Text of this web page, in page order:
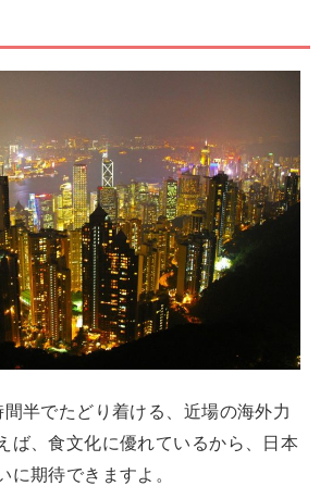
半でたどり着ける、近場の海外力
ば、食文化に優れているから、日本
に期待できますよ。